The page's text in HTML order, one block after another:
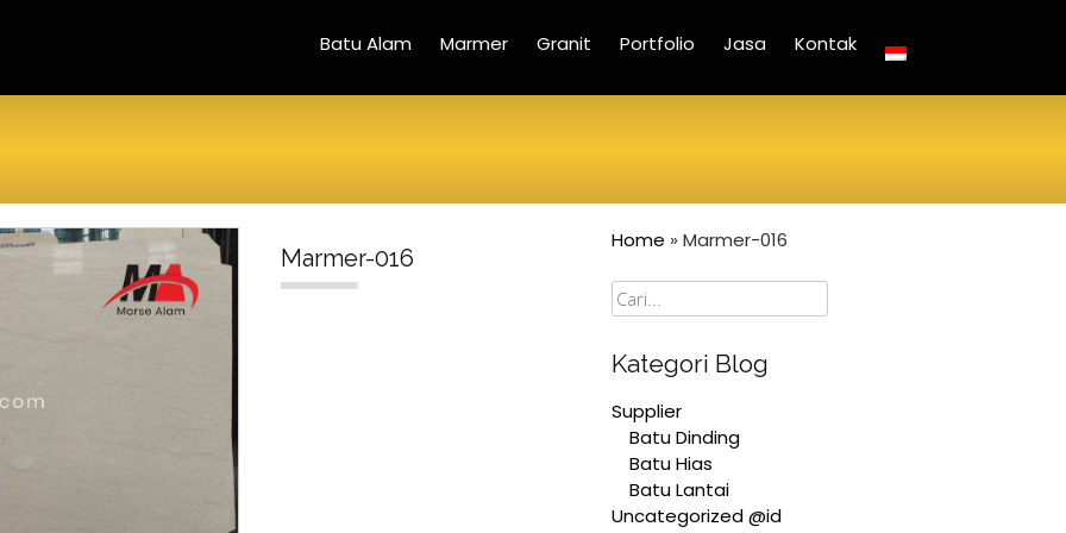
Batu Alam Marmer Granit Portfolio Jasa Kontak
Marmer-016
Home » Marmer-016
Cari
Kategori Blog
Supplier
Batu Dinding
Batu Hias
Batu Lantai
Uncategorized @id